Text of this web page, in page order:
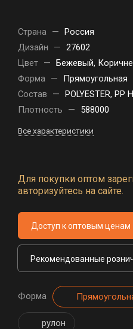
Страна — Россия
Дизайн
— 27602
Цвет — Бежевый,
Форма —
Прямоугольная
Состав
— POLYESTER, PP
Плотность
— 588000
Все характеристики
Для покупки оптом
авторизуйтесь на сайте.
Доступ к оптовым ценам
Рекомендованные
Форма
рулон